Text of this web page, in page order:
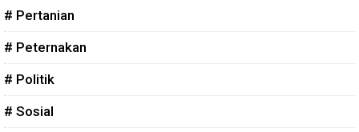
# Pertanian
# Peternakan
# Politik
# Sosial